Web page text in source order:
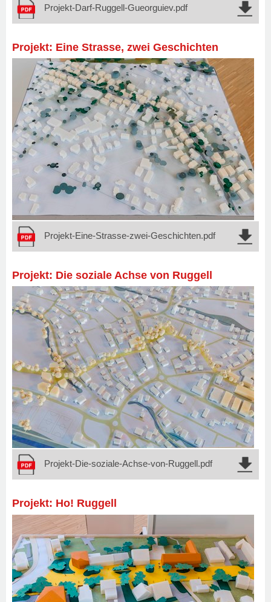
Projekt-Darf-Ruggell-Gueorguiev.pdf
Projekt: Eine Strasse, zwei Geschichten
Projekt-Eine-Strasse-zwei-Geschichten.pdf
Projekt: Die soziale Achse von Ruggell
Projekt-Die-soziale-Achse-von-Ruggell.pdf
Projekt: Ho! Ruggell